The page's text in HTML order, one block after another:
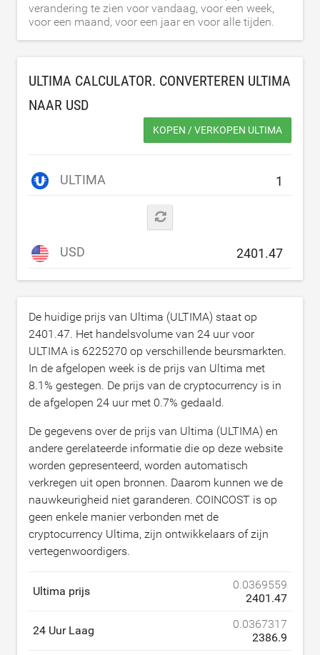
verandering te zien voor vandaag, voor een week,
voor een maand, voor een jaar en voor alle tijden.
ULTIMA CALCULATOR. CONVERTEREN ULTIMA
NAAR USD
KOPEN / VERKOPEN ULTIMA
ULTIMA
USD
De huidige prijs van Ultima (ULTIMA) staat op
2401.47. Het handelsvolume van 24 uur voor
ULTIMA is 6225270 op verschillende beursmarkten.
In de afgelopen week is de prijs van Ultima met
8.1% gestegen. De prijs van de cryptocurrency is in
de afgelopen 24 uur met 0.7% gedaald.
De gegevens over de prijs van Ultima (ULTIMA) en
andere gerelateerde informatie die op deze website
worden gepresenteerd, worden automatisch
verkregen uit open bronnen. Daarom kunnen we de
nauwkeurigheid niet garanderen. COINCOST is op
geen enkele manier verbonden met de
cryptocurrency Ultima, zijn ontwikkelaars of zijn
vertegenwoordigers.
Ultima prijs
0.0369559
2401.47
24 Uur Laag
0.0367317
2386.9